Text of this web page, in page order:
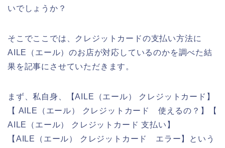
いでしょうか？
そこでここでは、クレジットカードの支払い方法に
AILE（エール）のお店が対応しているのかを調べた結
果を記事にさせていただきます。
まず、私自身、【AILE（エール） クレジットカード】
【 AILE（エール） クレジットカード 使えるの？】【
AILE（エール） クレジットカード 支払い】
【AILE（エール） クレジットカード エラー】という